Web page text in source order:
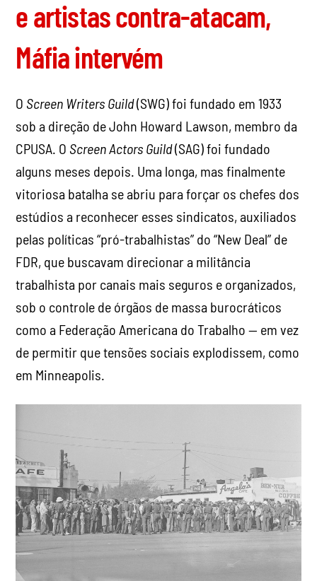
e artistas contra-atacam,
Máfia intervém
O Screen Writers Guild(SWG) foi fundado em 1933
sob a direção de John Howard Lawson, membro da
CPUSA. O Screen Actors Guild(SAG) foi fundado
alguns meses depois. Uma longa, mas finalmente
vitoriosa batalha se abriu para forçar os chefes dos
estúdios a reconhecer esses sindicatos, auxiliados
pelas políticas “pró-trabalhistas” do “New Deal” de
FDR, que buscavam direcionar a militância
trabalhista por canais mais seguros e organizados,
sob o controle de órgãos de massa burocráticos
como a Federação Americana do Trabalho — em vez
de permitir que tensões sociais explodissem, como
em Minneapolis.